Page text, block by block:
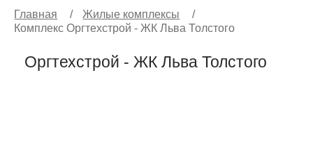
Главная / Жилые комплексы
/
Комплекс Оргтехстрой - ЖК Льва Толстого
Оргтехстрой - ЖК Льва Толстого